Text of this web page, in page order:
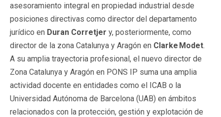
asesoramiento integral en propiedad industrial desde
posiciones directivas como director del departamento
jurídico en Duran Corretjer y, posteriormente, como
director de la zona Catalunya y Aragón en Clarke Modet.
A su amplia trayectoria profesional, el nuevo director de
Zona Catalunya y Aragón en PONS IP suma una amplia
actividad docente en entidades como el ICAB o la
Universidad Autónoma de Barcelona (UAB) en ámbitos
relacionados con la protección, gestión y explotación de